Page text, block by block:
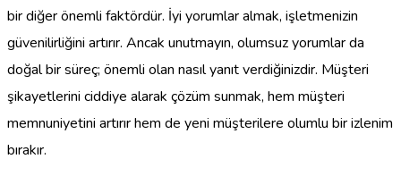
bir diğer önemli faktördür. İyi yorumlar almak, işletmenizin
güvenilirliğini artırır. Ancak unutmayın, olumsuz yorumlar da
doğal bir süreç; önemli olan nasıl yanıt verdiğinizdir. Müşteri
şikayetlerini ciddiye alarak çözüm sunmak, hem müşteri
memnuniyetini artırır hem de yeni müşterilere olumlu bir izlenim
bırakır.